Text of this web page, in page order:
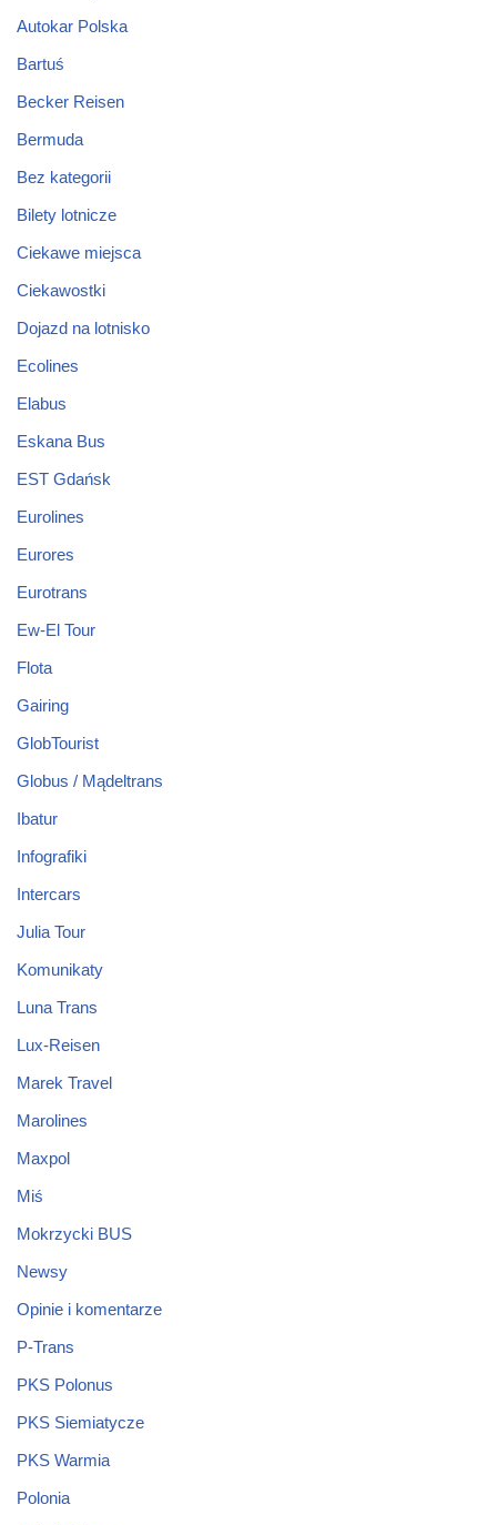
Autokar Polska
Bartuś
Becker Reisen
Bermuda
Bez kategorii
Bilety lotnicze
Ciekawe miejsca
Ciekawostki
Dojazd na lotnisko
Ecolines
Elabus
Eskana Bus
EST Gdańsk
Eurolines
Eurores
Eurotrans
Ew-El Tour
Flota
Gairing
GlobTourist
Globus / Mądeltrans
Ibatur
Infografiki
Intercars
Julia Tour
Komunikaty
Luna Trans
Lux-Reisen
Marek Travel
Marolines
Maxpol
Miś
Mokrzycki BUS
Newsy
Opinie i komentarze
P-Trans
PKS Polonus
PKS Siemiatycze
PKS Warmia
Polonia